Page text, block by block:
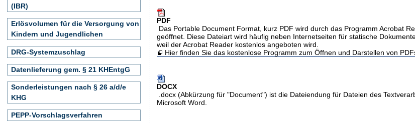
PDF
Das Portable Document Format, kurz PDF wird durch das Programm Acrobat
geöffnet. Diese Dateiart wird häufig neben Internetseiten für statische
weil der Acrobat Reader kostenlos angeboten wird.
Hier finden Sie das kostenlose Programm zum Öffnen und Darstellen von
DOCX
.docx (Abkürzung für "Document") ist die Dateiendung für Dateien des
Microsoft Word.
(IBR)
Erlösvolumen für die Versorgung von
Kindern und Jugendlichen
DRG-Systemzuschlag
Datenlieferung gem. § 21 KHEntgG
Sonderleistungen nach § 26 a/d/e
KHG
PEPP-Vorschlagsverfahren